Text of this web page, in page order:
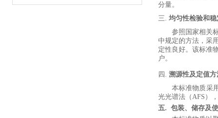
分量。
三. 均匀性检验和
参照国家相关
中规定的方法， 采
定性良好。该标准
户。
四. 溯源性及定值方
本标准物质采
光光谱法（ AFS ）
，
五. 包装、储存及